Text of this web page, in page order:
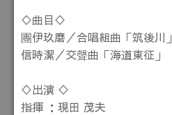
♢曲目♢
團伊玖磨／合唱組曲「筑後川」
信時潔／交聲曲「海道東征」
♢出演 ♢
指揮 ：現田 茂夫